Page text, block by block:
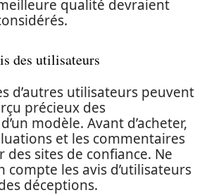
qualité devraient
des utilisateurs
d’autres utilisateurs peuvent
précieux des
modèle. Avant d’acheter,
et les commentaires
des sites de confiance. Ne
compte les avis d’utilisateurs
déceptions.